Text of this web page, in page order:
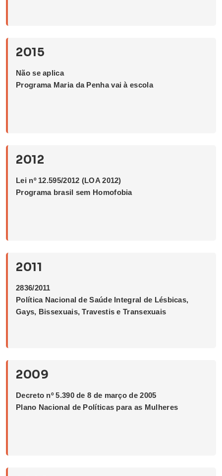
2015
Não se aplica
Programa Maria da Penha vai à escola
2012
Lei nº 12.595/2012 (LOA 2012)
Programa brasil sem Homofobia
2011
2836/2011
Política Nacional de Saúde Integral de Lésbicas,
Gays, Bissexuais, Travestis e Transexuais
2009
Decreto nº 5.390 de 8 de março de 2005
Plano Nacional de Políticas para as Mulheres